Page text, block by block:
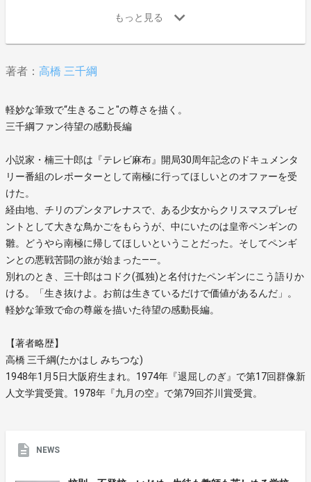
著者： 高橋 三千綱
軽妙な筆致で“生きること"の尊さを描く。
三千綱ファン待望の感動長編
小説家・楠三十郎は『テレビ麻布』開局30周年記念のドキュメンタ
リー番組のレポーターとして南極に行ってほしいとのオファーを受
けた。
経由地、チリのプンタアレナスで、ある少女からクリスマスプレゼ
ントとして大きな鳥かごをもらうが、中にいたのは皇帝ペンギンの
雛。どうやら南極に帰してほしいということだった。そしてペンギ
ンとの悪戦苦闘の旅が始まった――。
別れのとき、三十郎はコドク(孤独)と名付けたペンギンにこう語りか
ける。「生き抜けよ。お前は生きているだけで価値があるんだ」。
軽妙な筆致で命の尊厳を描いた待望の感動長編。
【著者略歴】
高橋 三千綱(たかはし みちつな)
1948年1月5日大阪府生まれ。1974年『退屈しのぎ』で第17回群像新
人文学賞受賞。1978年『九月の空』で第79回芥川賞受賞。
NEWS